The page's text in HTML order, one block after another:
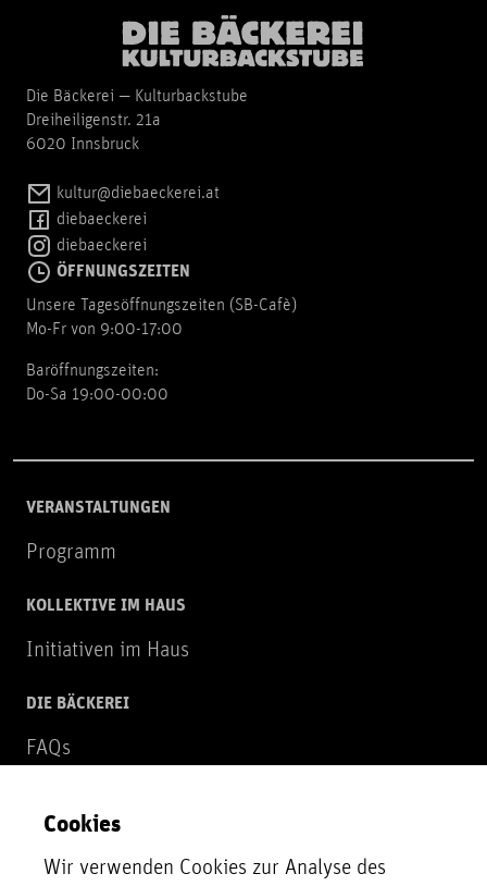
Die Bäckerei — Kulturbackstube
Dreiheiligenstr. 21a
6020 Innsbruck
kultur@diebaeckerei.at
diebaeckerei
diebaeckerei
ÖFFNUNGSZEITEN
Unsere Tagesöffnungszeiten (SB-Cafè)
Mo-Fr von 9:00-17:00
Baröffnungszeiten:
Do-Sa 19:00-00:00
VERANSTALTUNGEN
Programm
KOLLEKTIVE IM HAUS
Initiativen im Haus
DIE BÄCKEREI
FAQs
NEWSLETTER
Zur Newsletter Anmeldung
Cookies
Wir verwenden Cookies zur Analyse des